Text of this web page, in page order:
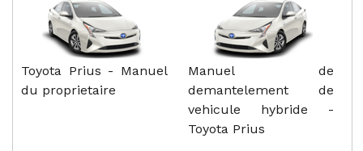
Toyota Prius - Manuel
du proprietaire
Manuel de
demantelement de
vehicule hybride -
Toyota Prius